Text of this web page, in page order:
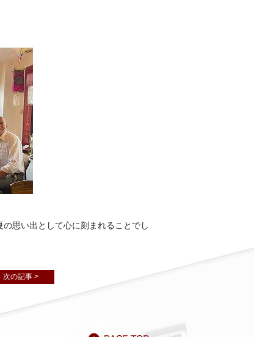
思い出として心に刻まれることでし
次の記事 >